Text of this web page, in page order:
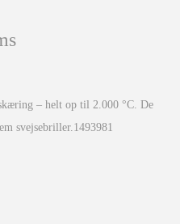
– helt op til 2.000 °C. De
svejsebriller.1493981